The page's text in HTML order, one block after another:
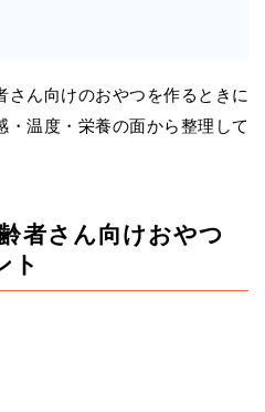
さん向けのおやつを作るときに
温度・栄養の面から整理して
者さん向けおやつ
ト